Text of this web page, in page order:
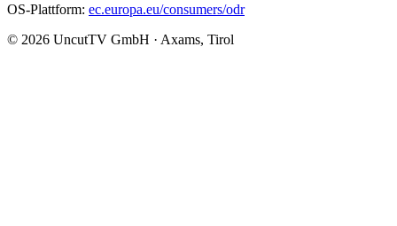
OS-Plattform: ec.europa.eu/consumers/odr
© 2026 UncutTV GmbH · Axams, Tirol